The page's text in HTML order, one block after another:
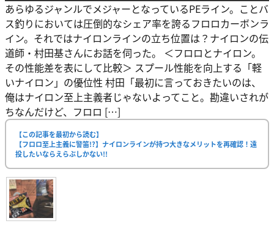
あらゆるジャンルでメジャーとなっているPEライン。ことバ
ス釣りにおいては圧倒的なシェア率を誇るフロロカーボンラ
イン。それではナイロンラインの立ち位置は？ナイロンの伝
道師・村田基さんにお話を伺った。 ＜フロロとナイロン。
その性能差を表にして比較＞ スプール性能を向上する「軽
いナイロン」の優位性 村田「最初に言っておきたいのは、
俺はナイロン至上主義者じゃないよってこと。勘違いされが
ちなんだけど、フロロ […]
【この記事を最初から読む】
【フロロ至上主義に警笛!?】ナイロンラインが持つ大きなメリットを再確認！遠
投したいならえらぶしかない!!